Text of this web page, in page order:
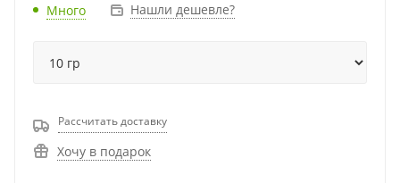
Много Нашли дешевле?
Рассчитать доставку
Хочу в подарок